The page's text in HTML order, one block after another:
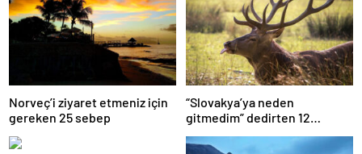
Norveç’i ziyaret etmeniz için
gereken 25 sebep
“Slovakya’ya neden
gitmedim” dedirten 12
fotoğraf